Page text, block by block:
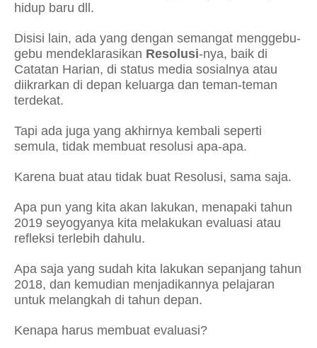
hidup baru dll.
Disisi lain, ada yang dengan semangat menggebu-
gebu mendeklarasikan Resolusi-nya, baik di
Catatan Harian, di status media sosialnya atau
diikrarkan di depan keluarga dan teman-teman
terdekat.
Tapi ada juga yang akhirnya kembali seperti
semula, tidak membuat resolusi apa-apa.
Karena buat atau tidak buat Resolusi, sama saja.
Apa pun yang kita akan lakukan, menapaki tahun
2019 seyogyanya kita melakukan evaluasi atau
refleksi terlebih dahulu.
Apa saja yang sudah kita lakukan sepanjang tahun
2018, dan kemudian menjadikannya pelajaran
untuk melangkah di tahun depan.
Kenapa harus membuat evaluasi?